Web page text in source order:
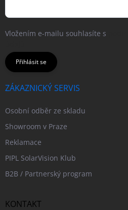
Vložením e-mailu souhlasíte s
Přihlásit se
ZÁKAZNICKÝ SERVIS
Osobní odběr ze skladu
Showroom v Praze
Reklamace
PIPL SolarVision Klub
B2B / Partnerský program
KONTAKT